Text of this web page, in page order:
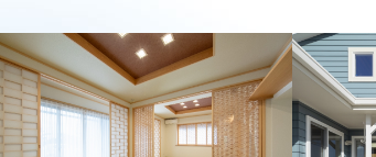
30代で建てた家 40代で建てた家